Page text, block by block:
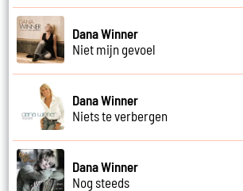
Dana Winner
Niet mijn gevoel
Dana Winner
Niets te verbergen
Dana Winner
Nog steeds